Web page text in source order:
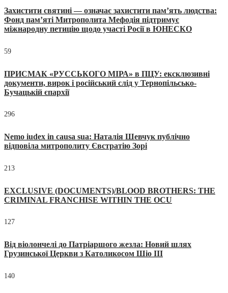
Захистити святині — означає захистити пам’ять людства:
Фонд пам’яті Митрополита Мефодія підтримує
міжнародну петицію щодо участі Росії в ЮНЕСКО
59
ПРИСМАК «РУССЬКОГО МІРА» в ПЦУ: ексклюзивні
документи, вирок і російський слід у Тернопільсько-
Бучацькій єпархії
296
Nemo iudex in causa sua: Наталія Шевчук публічно
відповіла митрополиту Євстратію Зорі
213
EXCLUSIVE (DOCUMENTS)/BLOOD BROTHERS: THE
CRIMINAL FRANCHISE WITHIN THE OCU
127
Від віолончелі до Патріаршого жезла: Новий шлях
Грузинської Церкви з Католикосом Шіо III
140